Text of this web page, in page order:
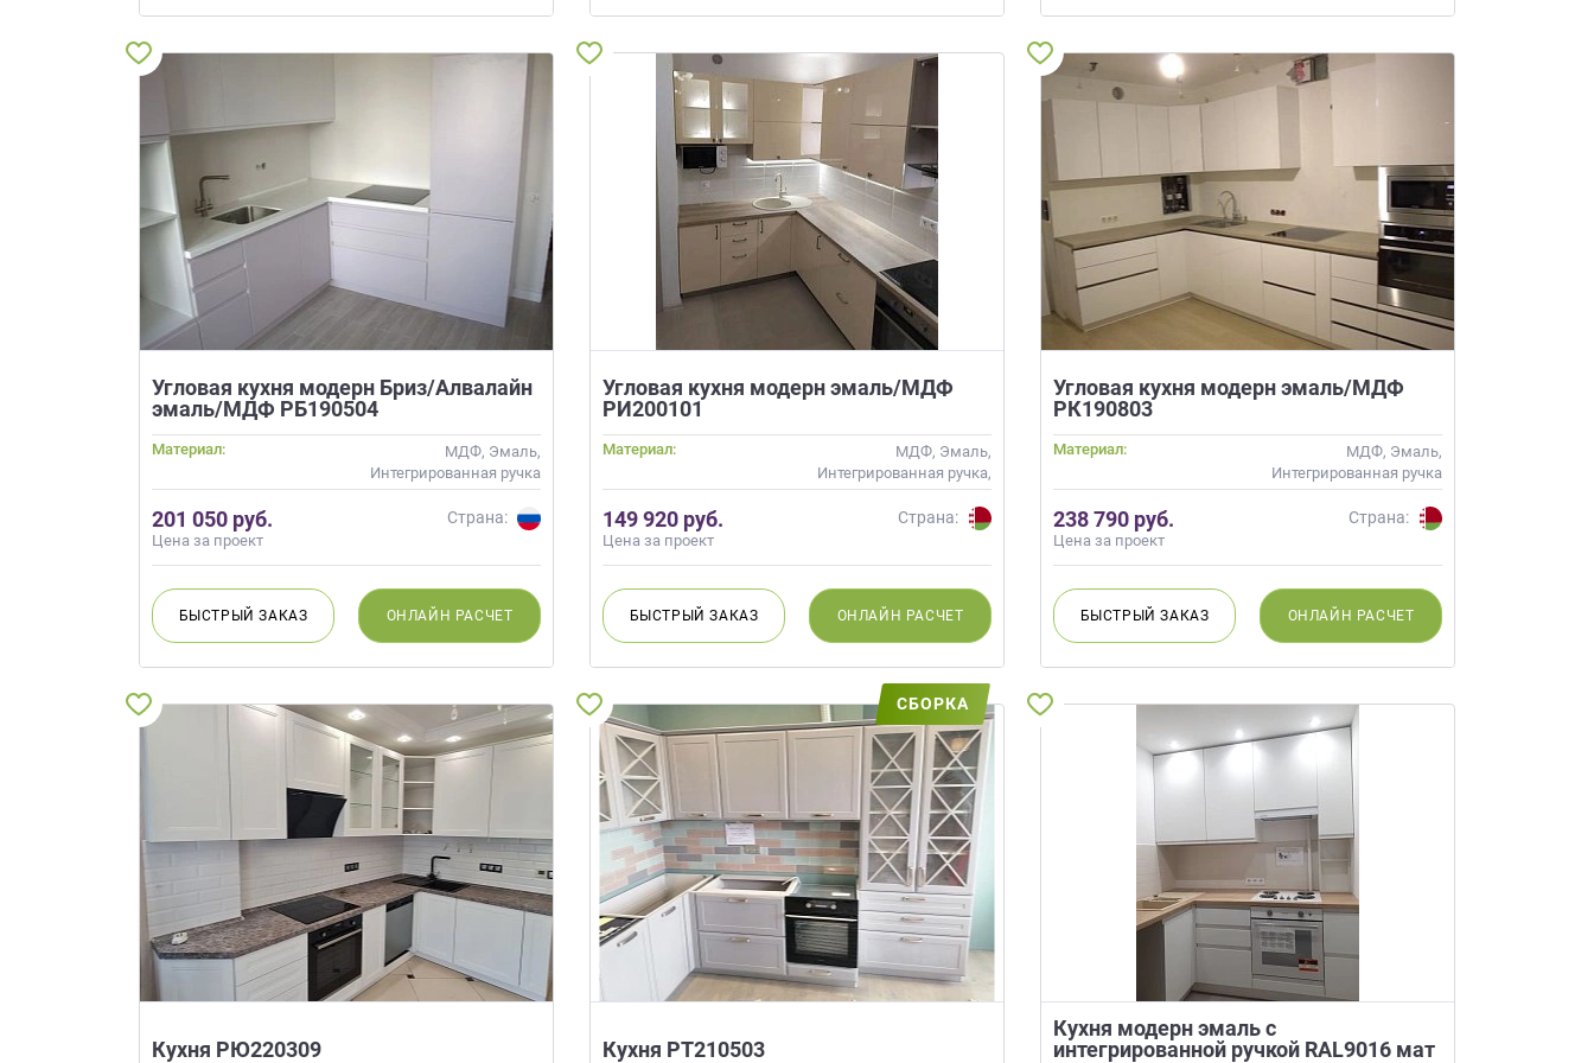
Угловая кухня модерн Бриз/Алвалайн
эмаль/МДФ РБ190504
Материал:
МДФ, Эмаль,
Интегрированная ручка
201 050 руб.
Цена за проект
Страна:
БЫСТРЫЙЗАКАЗ ОНЛАЙН РАСЧЕТ
Угловая кухня модерн эмаль/МДФ
РИ200101
Материал:
МДФ, Эмаль,
Интегрированная ручка,
Стекло
149 920 руб.
Цена за проект
Страна:
БЫСТРЫЙЗАКАЗ ОНЛАЙН РАСЧЕТ
Угловая кухня модерн эмаль/МДФ
РК190803
Материал:
МДФ, Эмаль,
Интегрированная ручка
238 790 руб.
Цена за проект
Страна:
БЫСТРЫЙЗАКАЗ ОНЛАЙН РАСЧЕТ
Кухня РЮ220309
СБОРКА
Кухня РТ210503
Кухня модерн эмаль с
интегрированной ручкой RAL9016 мат